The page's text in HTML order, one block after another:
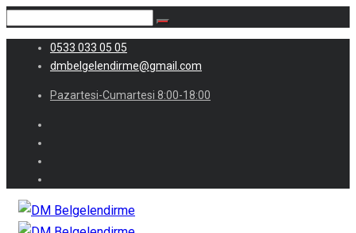
0533 033 05 05
dmbelgelendirme@gmail.com
Pazartesi-Cumartesi 8:00-18:00